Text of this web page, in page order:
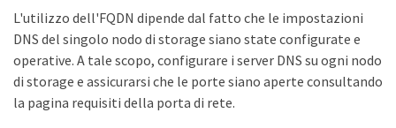
L'utilizzo dell'FQDN dipende dal fatto che le impostazioni
DNS del singolo nodo di storage siano state configurate e
operative. A tale scopo, configurare i server DNS su ogni nodo
di storage e assicurarsi che le porte siano aperte consultando
la pagina requisiti della porta di rete.